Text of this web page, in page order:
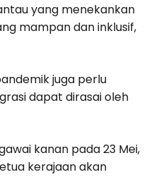
yang menekankan
mampan dan inklusif,
juga perlu
dapat dirasai oleh
kanan pada 23 Mei,
kerajaan akan